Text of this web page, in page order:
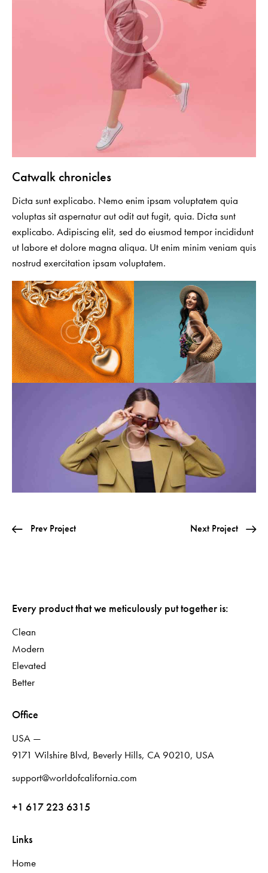
Catwalk chronicles
Dicta sunt explicabo. Nemo enim ipsam voluptatem quia
voluptas sit aspernatur aut odit aut fugit, quia. Dicta sunt
explicabo. Adipiscing elit, sed do eiusmod tempor incididunt
ut labore et dolore magna aliqua. Ut enim minim veniam quis
nostrud exercitation ipsam voluptatem.
Prev Project Next Project
Every product that we meticulously put together is:
Clean
Modern
Elevated
Better
Office
USA —
9171 Wilshire Blvd, Beverly Hills, CA 90210, USA
support@worldofcalifornia.com
+1 617 223 6315
Links
Home